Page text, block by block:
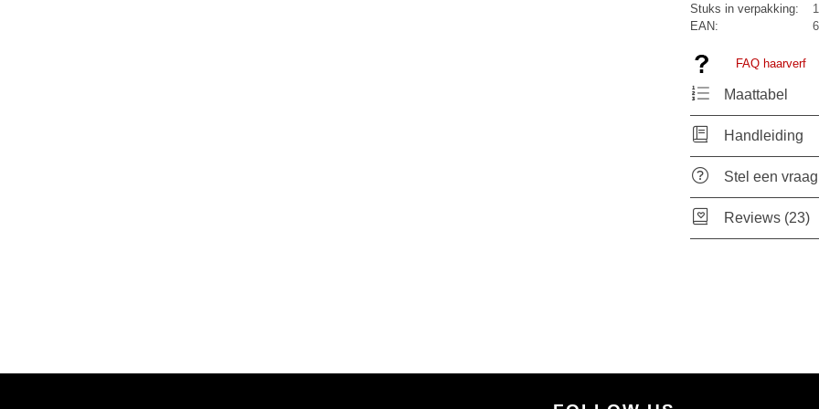
Stuks in verpakking:
1
EAN:
FAQ haarverf
Maattabel
Handleiding
Stel een vraag
Reviews (23)